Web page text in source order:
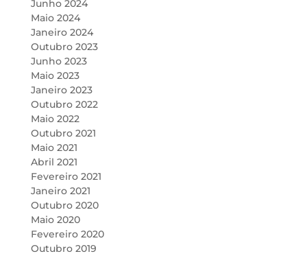
Junho 2024
Maio 2024
Janeiro 2024
Outubro 2023
Junho 2023
Maio 2023
Janeiro 2023
Outubro 2022
Maio 2022
Outubro 2021
Maio 2021
Abril 2021
Fevereiro 2021
Janeiro 2021
Outubro 2020
Maio 2020
Fevereiro 2020
Outubro 2019